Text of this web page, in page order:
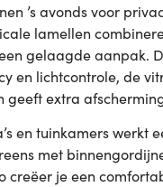
’s avonds voor
lamellen
gelaagde aanpak.
en lichtcontrole, de
geeft extra
en tuinkamers werkt
met
creëer je een